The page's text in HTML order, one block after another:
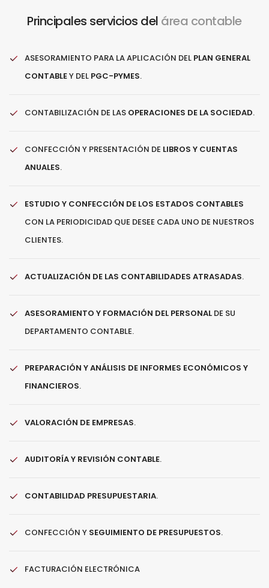
Principales servicios del área contable
ASESORAMIENTO PARA LA APLICACIÓN DEL PLAN GENERAL
CONTABLEY DEL PGC-PYMES.
CONTABILIZACIÓN DE LAS OPERACIONES DE LA SOCIEDAD.
CONFECCIÓN Y PRESENTACIÓN DE LIBROS Y CUENTAS
ANUALES.
ESTUDIO Y CONFECCIÓN DE LOS ESTADOS CONTABLES
CON LA PERIODICIDAD QUE DESEE CADA UNO DE NUESTROS
CLIENTES.
ACTUALIZACIÓN DE LAS CONTABILIDADES ATRASADAS.
ASESORAMIENTO Y FORMACIÓN DEL PERSONAL DE SU
DEPARTAMENTO CONTABLE.
PREPARACIÓN Y ANÁLISIS DE INFORMES ECONÓMICOS Y
FINANCIEROS.
VALORACIÓN DE EMPRESAS.
AUDITORÍA Y REVISIÓN CONTABLE.
CONTABILIDAD PRESUPUESTARIA.
CONFECCIÓN Y SEGUIMIENTO DE PRESUPUESTOS.
FACTURACIÓN ELECTRÓNICA